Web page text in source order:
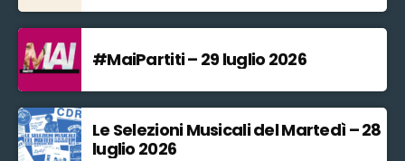
#MaiPartiti – 29 luglio 2026
Le Selezioni Musicali del Martedì – 28
luglio 2026